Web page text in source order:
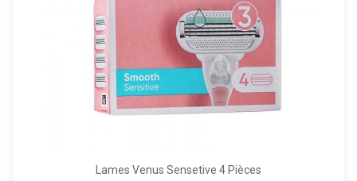
Lames Venus Sensetive 4 Pièces